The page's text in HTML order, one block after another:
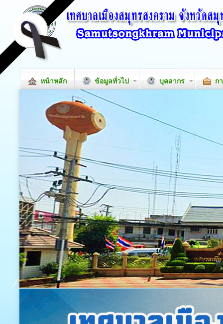
หน้าหลัก ข้อมูลทั่วไป บุคลากร ก